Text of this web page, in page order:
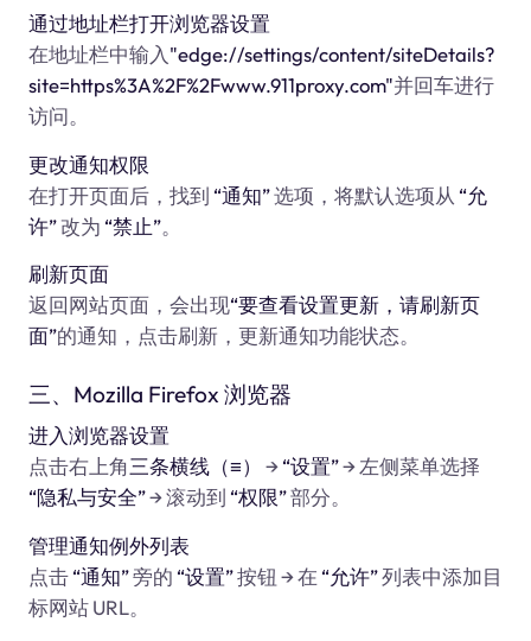
通过地址栏打开浏览器设置
在地址栏中输入"edge://settings/content/siteDetails?
site=https%3A%2F%2Fwww.911proxy.com"并回车进行
访问。
更改通知权限
在打开页面后，找到 “通知”选项，将默认选项从 “允
许”改为 “禁止”。
刷新页面
返回网站页面，会出现“要查看设置更新，请刷新页
面”的通知，点击刷新，更新通知功能状态。
三、Mozilla Firefox 浏览器
进入浏览器设置
点击右上角三条横线（≡） →“设置”→ 左侧菜单选择
“隐私与安全”→ 滚动到 “权限”部分。
管理通知例外列表
点击“通知”旁的 “设置”按钮 → 在 “允许”列表中添加目
标网站 URL。